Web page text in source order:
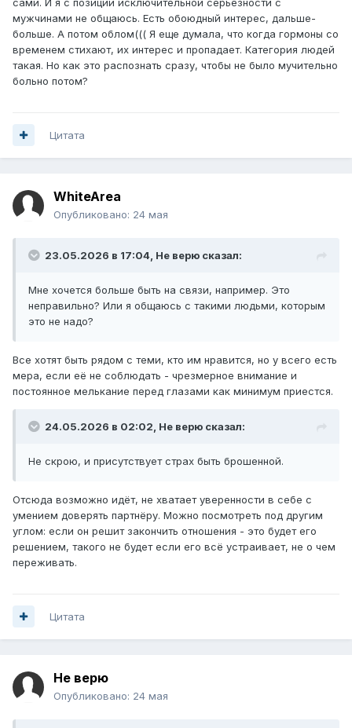
стабильных .
мужчинами не общаюсь. Есть обоюдный интерес, дальше-
больше. А потом облом((( Я еще думала, что когда гормоны со
временем стихают, их интерес и пропадает. Категория людей
такая. Но как это распознать сразу, чтобы не было мучительно
больно потом?
Цитата
WhiteArea
Опубликовано: 24 мая
23.05.2026 в 17:04, Не верю сказал:
Мне хочется больше быть на связи, например. Это
неправильно? Или я общаюсь с такими людьми, которым
это не надо?
Все хотят быть рядом с теми, кто им нравится, но у всего есть
мера, если её не соблюдать - чрезмерное внимание и
постоянное мелькание перед глазами как минимум приестся.
24.05.2026 в 02:02, Не верю сказал:
Не скрою, и присутствует страх быть брошенной.
Отсюда возможно идёт, не хватает уверенности в себе с
умением доверять партнёру. Можно посмотреть под другим
углом: если он решит закончить отношения - это будет его
решением, такого не будет если его всё устраивает, не о чем
переживать.
Цитата
Не верю
Опубликовано: 24 мая